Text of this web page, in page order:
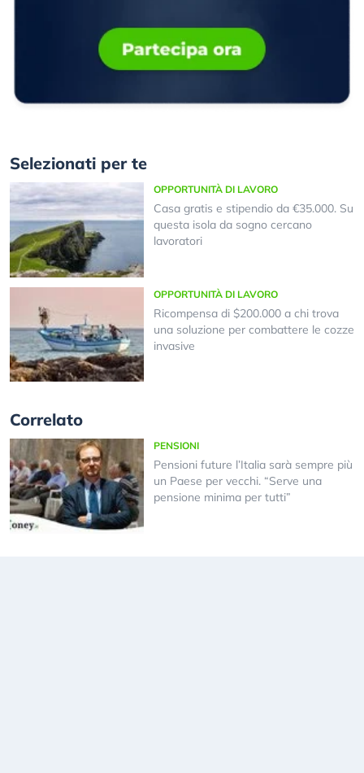
Selezionati per te
OPPORTUNITÀ DI LAVORO
Casa gratis e stipendio da €35.000. Su
questa isola da sogno cercano
lavoratori
OPPORTUNITÀ DI LAVORO
Ricompensa di $200.000 a chi trova
una soluzione per combattere le cozze
invasive
Correlato
PENSIONI
Pensioni future l’Italia sarà sempre più
un Paese per vecchi. “Serve una
pensione minima per tutti”